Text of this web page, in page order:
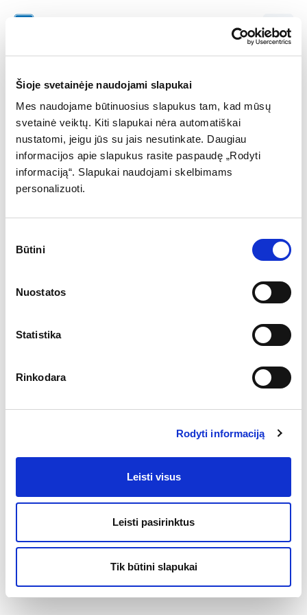
Šioje svetainėje naudojami slapukai
Mes naudojame būtinuosius slapukus tam, kad mūsų
svetainė veiktų. Kiti slapukai nėra automatiškai
nustatomi, jeigu jūs su jais nesutinkate. Daugiau
informacijos apie slapukus rasite paspaudę „Rodyti
informaciją“. Slapukai naudojami skelbimams
personalizuoti.
pasirinkimas
Būtini
Nuostatos
Statistika
Rinkodara
Rodyti informaciją
Leisti visus
Leisti pasirinktus
Tik būtini slapukai
S1A - Maxima
Įveskite automobilio numerį
Ieškoti numerio